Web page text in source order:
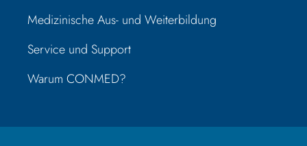
Medizinische Aus- und Weiterbildung
Service und Support
Warum CONMED?